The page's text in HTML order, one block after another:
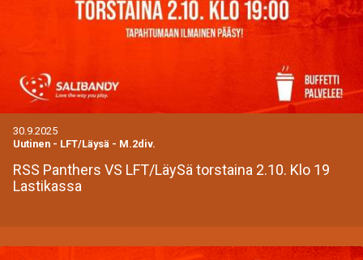
30.9.2025
Uutinen - LFT/Läysä - M.2div.
RSS Panthers VS LFT/LäySä torstaina 2.10. Klo 19
Lastikassa